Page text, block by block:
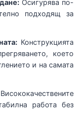
Осигурява по-
подходящ за
Конструкцията
което
и на самата
Висококачествените
работа без